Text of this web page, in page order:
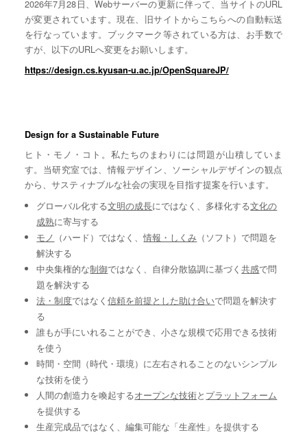
2026年7月28日、Webサーバーの更新に伴って、当サイトのURL
が変更されています。現在、旧サイトからこちらへの自動転送
を行なっています。ブックマーク等されている方は、お手数で
すが、以下のURLへ変更をお願いします。
https://design.cs.kyusan-u.ac.jp/OpenSquareJP/
Design for a Sustainable Future
ヒト・モノ・コト。私たちのまわりには問題が山積していま
す。当研究室では、情報デザイン、ソーシャルデザインの観点
から、サスティナブルな社会の実現を目指す提案を行います。
グローバル化する文明の成長にではなく、多様化する文化の
成熟に寄与する
モノ （ハード）ではなく、情報・しくみ （ソフト）で問題を
解決する
中央集権的な制御ではなく、自律分散協調に基づく共感で問
題を解決する
法・制度ではなく信頼を前提とした助け合いで問題を解決す
る
誰もが手にいれることができ、小さな規模で応用できる技術
を使う
時間・空間（時代・環境）に左右されることのないシンプル
な技術を使う
人間の創造力を喚起するオープンな技術と プラットフォーム
を提供する
生産完成品ではなく、編集可能な「生産性」を提供する